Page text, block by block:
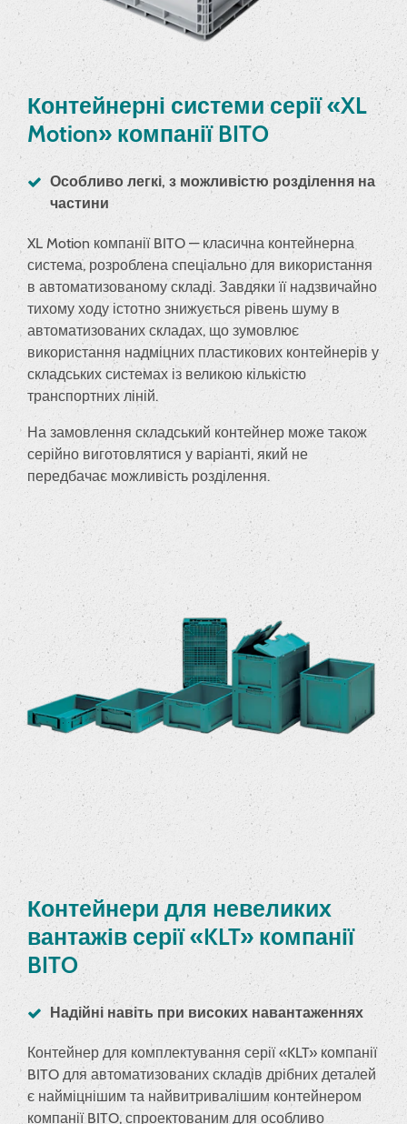
Контейнерні системи серії «XL
Motion» компанії BITO
Особливо легкі, з можливістю розділення на
частини
XL Motion компанії BITO — класична контейнерна
система, розроблена спеціально для використання
в автоматизованому складі. Завдяки її надзвичайно
тихому ходу істотно знижується рівень шуму в
автоматизованих складах, що зумовлює
використання надміцних пластикових контейнерів у
складських системах із великою кількістю
транспортних ліній.
На замовлення складський контейнер може також
серійно виготовлятися у варіанті, який не
передбачає можливість розділення.
Контейнери для невеликих
вантажів серії «KLT» компанії
BITO
Надійні навіть при високих навантаженнях
Контейнер для комплектування серії «KLT» компанії
BITO для автоматизованих складів дрібних деталей
є найміцнішим та найвитривалішим контейнером
компанії BITO, спроектованим для особливо